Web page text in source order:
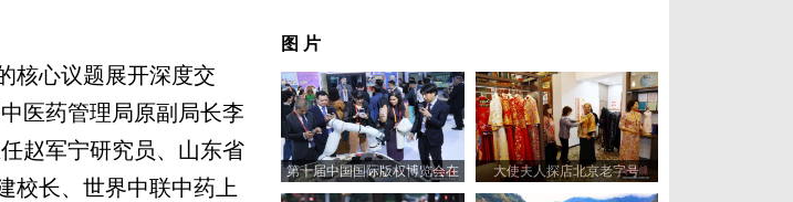
心议题展开深度交
医药管理局原副局长李
赵军宁研究员、山东省
校长、世界中联中药上
图 片
第十届中国国际版权博览会在
山东青岛开幕
大使夫人探店北京老字号